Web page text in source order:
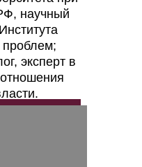
научный
проблем;
эксперт в